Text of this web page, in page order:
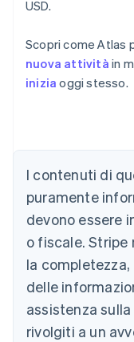
USD.
Scopri come Atlas
nuova attività in
inizia oggi stesso.
I contenuti di
puramente
devono essere
o fiscale. Stripe
la
delle
assistenza
rivolgiti a un
English
Austria
Deutsch English
Belgio
Nederlands
PortuguêsEnglish
Bulgaria
English
Canada
English Français
Cina